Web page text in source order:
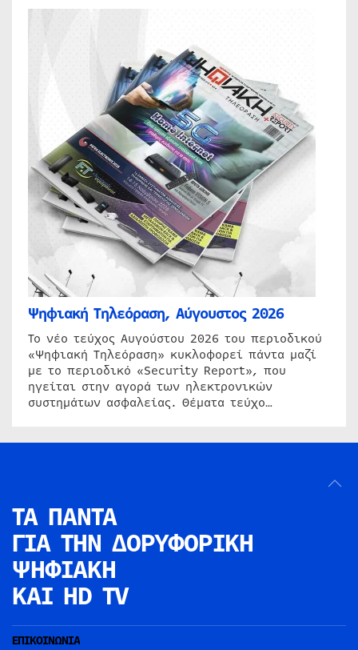
Ψηφιακή Τηλεόραση, Αύγουστος 2026
Το νέο τεύχος Αυγούστου 2026 του περιοδικού
«Ψηφιακή Τηλεόραση» κυκλοφορεί πάντα μαζί
με το περιοδικό «Security Report», που
ηγείται στην αγορά των ηλεκτρονικών
συστημάτων ασφαλείας. Θέματα τεύχο…
ΤΑ ΠΑΝΤΑ
ΓΙΑ ΤΗΝ ΔΟΡΥΦΟΡΙΚΗ
ΨΗΦΙΑΚΗ
ΚΑΙ HD TV
ΕΠΙΚΟΙΝΩΝΙΑ